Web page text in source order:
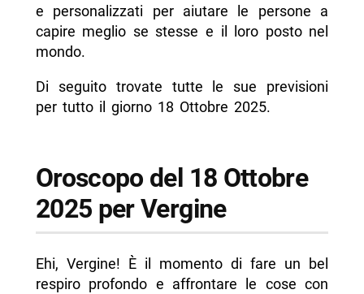
e personalizzati per aiutare le persone a
capire meglio se stesse e il loro posto nel
mondo.
Di seguito trovate tutte le sue previsioni
per tutto il giorno 18 Ottobre 2025.
Oroscopo del 18 Ottobre
2025 per Vergine
Ehi, Vergine! È il momento di fare un bel
respiro profondo e affrontare le cose con